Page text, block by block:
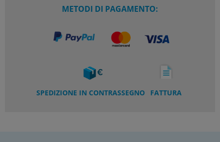
METODI DI PAGAMENTO:
SPEDIZIONE IN CONTRASSEGNO FATTURA